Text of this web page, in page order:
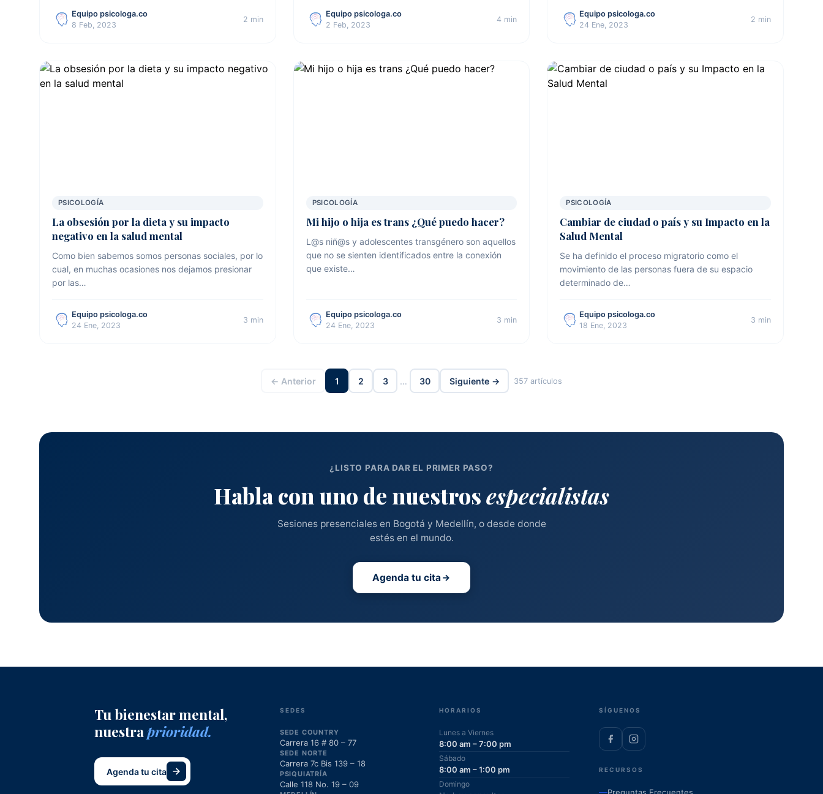
Equipo psicologa.co
8 Feb, 2023
2 min
Equipo psicologa.co
2 Feb, 2023
4 min
Equipo psicologa.co
24 Ene, 2023
2 min
PSICOLOGÍA
La obsesión por la dieta y su impacto
negativo en la salud mental
Como bien sabemos somos personas sociales, por lo
cual, en muchas ocasiones nos dejamos presionar
por las…
Equipo psicologa.co
24 Ene, 2023
3 min
PSICOLOGÍA
Mi hijo o hija es trans ¿Qué puedo hacer?
L@s niñ@s y adolescentes transgénero son aquellos
que no se sienten identificados entre la conexión
que existe…
Equipo psicologa.co
24 Ene, 2023
3 min
PSICOLOGÍA
Cambiar de ciudad o país y su Impacto en la
Salud Mental
Se ha definido el proceso migratorio como el
movimiento de las personas fuera de su espacio
determinado de…
Equipo psicologa.co
18 Ene, 2023
3 min
← Anterior 1 2 3 … 30 Siguiente → 357 artículos
¿LISTO PARA DAR EL PRIMER PASO?
Habla con uno de nuestrosespecialistas
Sesiones presenciales en Bogotá y Medellín, o desde donde
estés en el mundo.
Agenda tu cita
Tu bienestar mental,
nuestraprioridad.
Agenda tu cita
SEDES
SEDE COUNTRY
Carrera 16 # 80 – 77
SEDE NORTE
Carrera 7c Bis 139 – 18
PSIQUIATRÍA
Calle 118 No. 19 – 09
HORARIOS
Lunes a Viernes
8:00 am – 7:00 pm
Sábado
8:00 am – 1:00 pm
Domingo
SÍGUENOS
RECURSOS